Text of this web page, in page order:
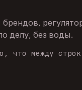
делу, без воды.
что между